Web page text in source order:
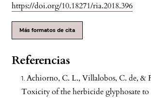
https://doi.org/10.18271/ria.2018.396
Más formatos de cita
Referencias
Achiorno, C. L., Villalobos, C. de, &
Toxicity of the herbicide glyphosate to